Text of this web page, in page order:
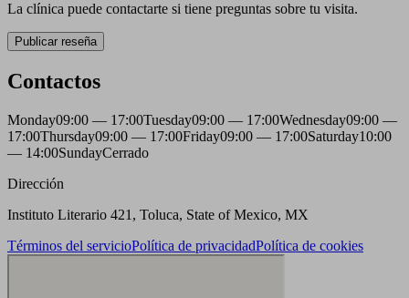
La clínica puede contactarte si tiene preguntas sobre tu visita.
Publicar reseña
Contactos
Monday09:00 — 17:00Tuesday09:00 — 17:00Wednesday09:00 —
17:00Thursday09:00 — 17:00Friday09:00 — 17:00Saturday10:00
— 14:00SundayCerrado
Dirección
Instituto Literario 421, Toluca, State of Mexico, MX
Términos del servicioPolítica de privacidadPolítica de cookies